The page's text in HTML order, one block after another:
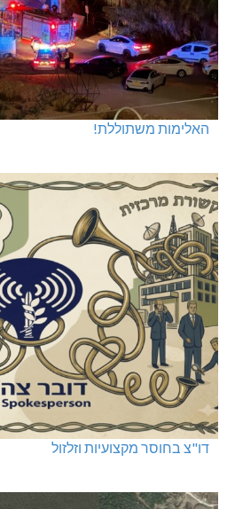
האלימות משתוללת!
דו"צ בחוסר מקצועיות וזלזול